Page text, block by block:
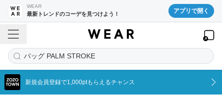
WEAR
最新トレンドのコーデを見つけよう！ アプリで開く
バッグ PALM STROKE
新規会員登録で1,000ptもらえるチャンス